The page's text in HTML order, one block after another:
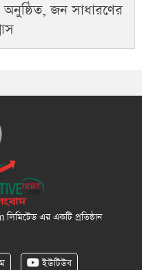
জন সাধারণের
লিমিটেড এর একটি প্রতিষ্ঠান
ইউটিউব